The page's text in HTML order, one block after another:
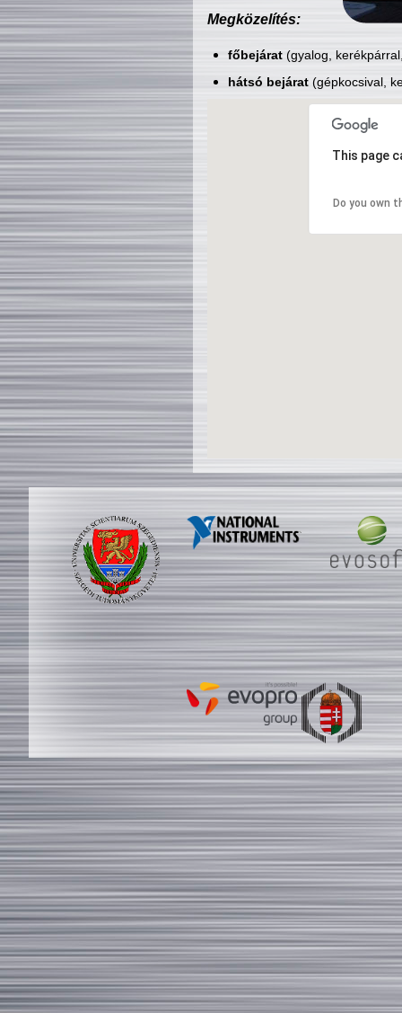
Megközelítés:
főbejárat(gyalog,
hátsó bejárat(gépkocsival,
This page
Do you own